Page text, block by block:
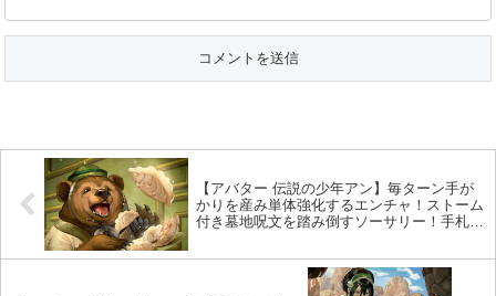
【アバター 伝説の少年アン】毎ターン手が
かりを産み単体強化するエンチャ！ストーム
付き墓地呪文を踏み倒すソーサリー！手札を